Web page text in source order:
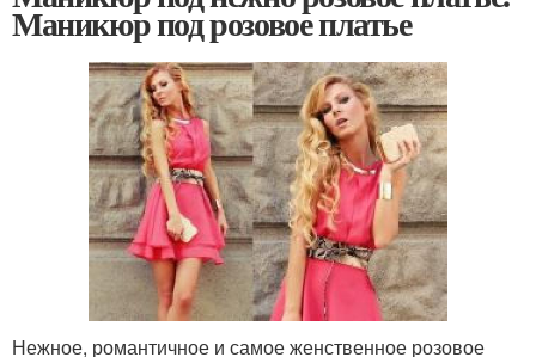
Маникюр под розовое платье
Нежное, романтичное и самое женственное розовое